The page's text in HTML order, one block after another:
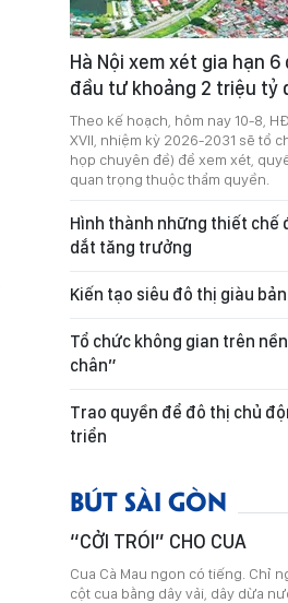
Hà Nội xem xét gia hạn 6
đầu tư khoảng 2 triệu tỷ
Theo kế hoạch, hôm nay 10-8,
XVII, nhiệm kỳ 2026-2031 sẽ tổ
họp chuyên đề) để xem xét,
quan trọng thuộc thẩm quyền.
Hình thành những thiết chế
dắt tăng trưởng
Kiến tạo siêu đô thị giàu
Tổ chức không gian trên
chân”
Trao quyền để đô thị chủ
triển
BÚT SÀI GÒN
“CỞI TRÓI” CHO CUA
Cua Cà Mau ngon có tiếng. Chỉ
cột cua bằng dây vải, dây dừa